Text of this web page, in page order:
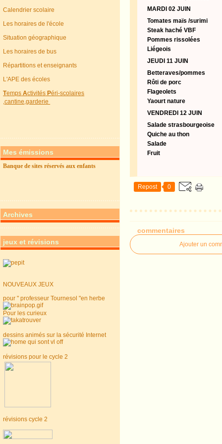
Calendrier scolaire
Les horaires de l'école
Situation géographique
Les horaires de bus
Répartitions et enseignants
L'APE des écoles
Temps Activités Péri-scolaires
,cantine,garderie
Mes émissions
Banque de sites réservés aux enfants
Archives
jeux et révisions
NOUVEAUX JEUX
pour " professeur Tournesol "en herbe
Pour les curieux
dessins animés sur la sécurité Internet
révisions pour le cycle 2
révisions cycle 2
MARDI 02 JUIN
Tomates maïs /surimi
Steak haché VBF
Pommes rissolées
Liégeois
JEUDI 11 JUIN
Betteraves/pommes
Rôti de porc
Flageolets
Yaourt nature
VENDREDI 12 JUIN
Salade strasbourgeoise
Quiche au thon
Salade
Fruit
Repost 0
commentaires
Ajouter un